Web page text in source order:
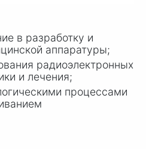
в разработку и
аппаратуры;
радиоэлектронных
и лечения;
процессами